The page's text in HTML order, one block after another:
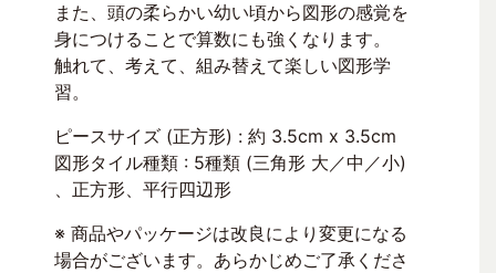
また、頭の柔らかい幼い頃から図形の感覚を
身につけることで算数にも強くなります。
触れて、考えて、組み替えて楽しい図形学
習。
ピースサイズ (正方形) : 約 3.5cm x 3.5cm
図形タイル種類 : 5種類 (三角形 大／中／小)
、正方形、平行四辺形
※ 商品やパッケージは改良により変更になる
場合がございます。あらかじめご了承くださ